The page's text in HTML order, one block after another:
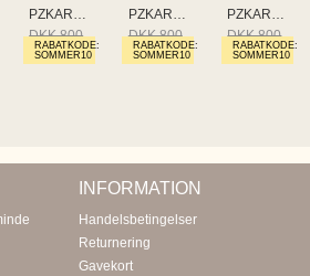
RABATKODE:
SOMMER10
PZKAROLINA HW JEANS STRAIGHTny
DKK 800
DKK 480
RABATKODE:
SOMMER10
PZKAROLINA HW JEANS STRAIGHTny
DKK 800
DKK 480
RABATKODE:
SOMMER10
PZKAROLINA HW JEANS STRAIGHTny
DKK 800
DKK 480
INFORMATION
Handelsbetingelser
Returnering
Gavekort